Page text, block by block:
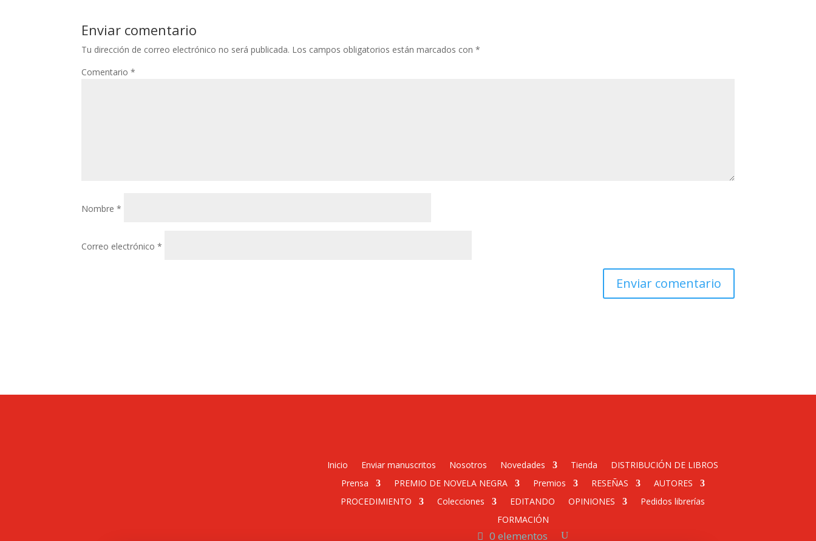
Enviar comentario
Tu dirección de correo electrónico no será publicada. Los campos obligatorios están marcados con*
Comentario*
Nombre*
Correo electrónico*
Inicio Enviar manuscritos Nosotros Novedades Tienda
DISTRIBUCIÓN DE LIBROS
Prensa
PREMIO DE NOVELA NEGRA Premios RESEÑAS
AUTORES
PROCEDIMIENTO
Colecciones EDITANDO OPINIONES
Pedidos librerías
FORMACIÓN
0 elementos